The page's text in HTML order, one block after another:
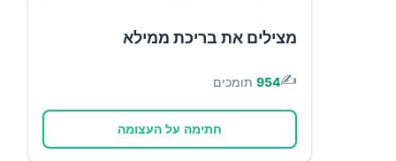
מצילים את בריכת ממילא
✍️
954 תומכים
חתימה על העצומה